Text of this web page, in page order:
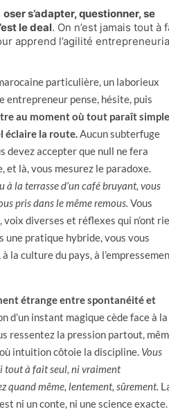
oser s’adapter, questionner, se
le deal. On n’est jamais tout à
apprend l’agilité
particulière, un laborieux
entrepreneur pense, hésite, puis
au moment où tout paraît
éclaire la route.Aucun subterfuge
accepter que null ne fera
et là, vous mesurez le paradoxe.
à la terrasse d’un café bruyant, vous
pris dans le même remous. Vous
voix diverses et réflexes qui n’ont
une pratique hybride, vous vous
la culture du pays, à
étrange entre spontanéité et
d’un instant magique cède face à la
ressentez la pression partout,
intuition côtoie la discipline. Vous
tout à fait seul, ni vraiment
quand même, lentement, sûrement.
ni un conte, ni une science exacte.